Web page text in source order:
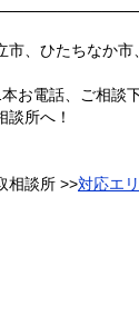
市、ひたちなか
お電話、ご相談
所へ！
相談所 >>対応エ